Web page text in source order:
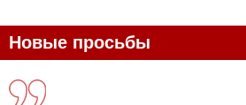
Новые просьбы